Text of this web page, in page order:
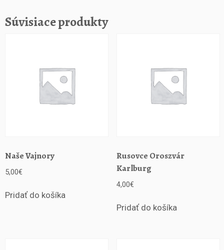
Súvisiace produkty
Naše Vajnory
5,00€
Pridať do košíka
Rusovce Oroszvár
Karlburg
4,00€
Pridať do košíka